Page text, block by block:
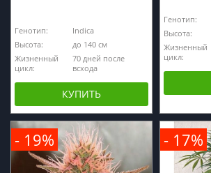
Генотип:
Indica
Высота:
до 140 см
Жизненный
цикл:
70 дней после
всхода
КУПИТЬ
Генотип:
Высота:
Жизненный
цикл:
- 19% - 17%